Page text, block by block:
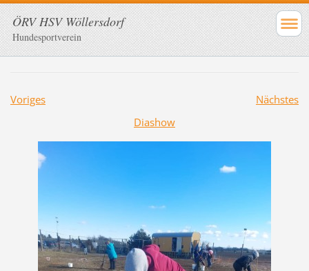
ÖRV HSV Wöllersdorf
Hundesportverein
Voriges
Nächstes
Diashow